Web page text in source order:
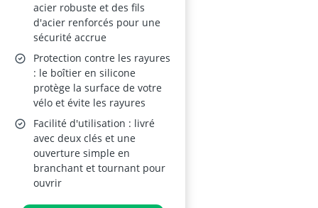
acier robuste et des fils
d'acier renforcés pour une
sécurité accrue
Protection contre les rayures
: le boîtier en silicone
protège la surface de votre
vélo et évite les rayures
Facilité d'utilisation : livré
avec deux clés et une
ouverture simple en
branchant et tournant pour
ouvrir